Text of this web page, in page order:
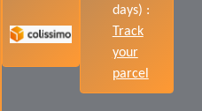
days) :
Track
your
parcel